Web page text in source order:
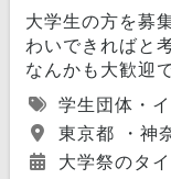
大学生の方を募
わいできればと
なんかも大歓迎
学生団体・
東京都 ・神
大学祭のタ